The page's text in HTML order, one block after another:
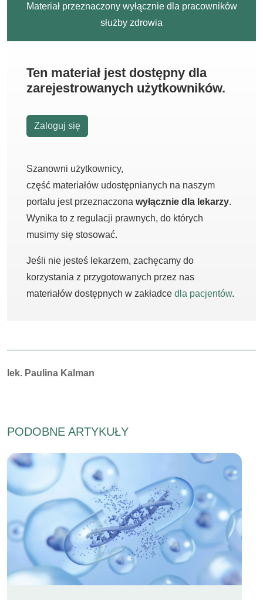
Materiał przeznaczony wyłącznie dla pracowników
służby zdrowia
Ten materiał jest dostępny dla
zarejestrowanych użytkowników.
Zaloguj się
Szanowni użytkownicy,
część materiałów udostępnianych na naszym
portalu jest przeznaczona wyłącznie dla lekarzy.
Wynika to z regulacji prawnych, do których
musimy się stosować.
Jeśli nie jesteś lekarzem, zachęcamy do
korzystania z przygotowanych przez nas
materiałów dostępnych w zakładce dla pacjentów.
Autorzy:
lek. Paulina Kalman
PODOBNE ARTYKUŁY